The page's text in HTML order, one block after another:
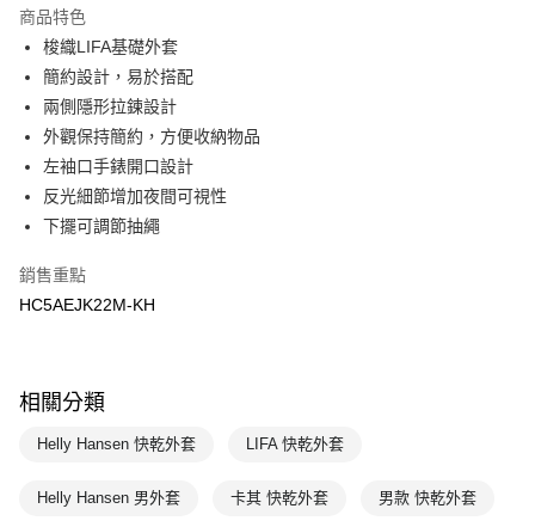
7-11取貨(快速到店)
每筆NT$100，滿NT$1,500(含以上)免運費
宅配-本島
每筆NT$100，滿NT$1,500(含以上)免運費
商品特色
梭織LIFA基礎外套
簡約設計，易於搭配
兩側隱形拉鍊設計
外觀保持簡約，方便收納物品
左袖口手錶開口設計
反光細節增加夜間可視性
下擺可調節抽繩
銷售重點
HC5AEJK22M-KH
相關分類
Helly Hansen 快乾外套 LIFA 快乾外套
Helly Hansen 男外套 卡其 快乾外套 男款 快乾外套